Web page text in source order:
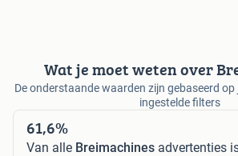
Wat je moet weten over
De onderstaande waarden zijn gebaseerd
ingestelde filters
61,6%
Van alle Breimachines advertenties